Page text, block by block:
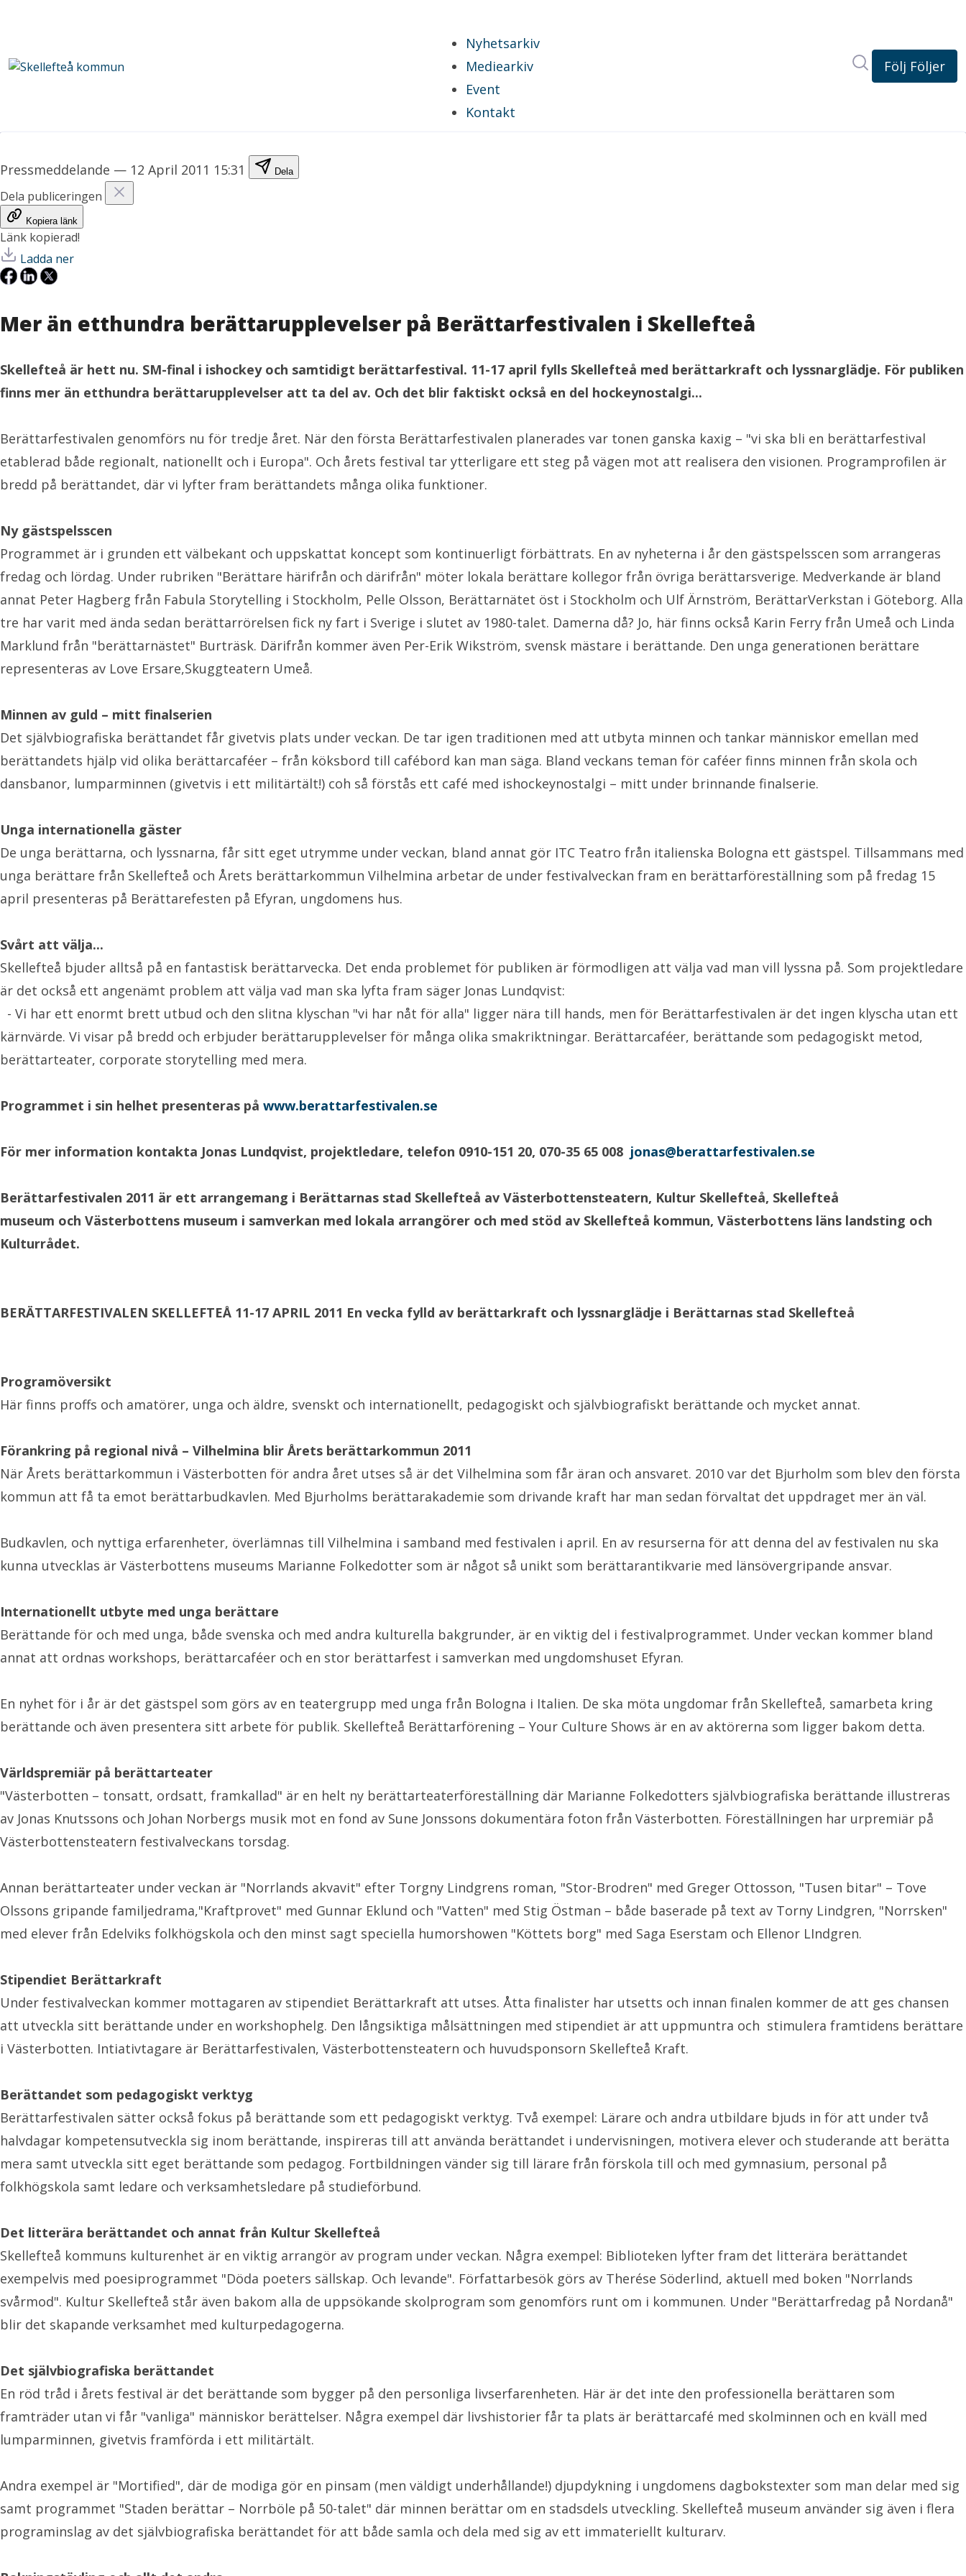
Nyhetsarkiv
Mediearkiv
Event
Kontakt
Sök i
Följ Följer
Pressmeddelande — 12 April 2011 15:31 Dela
Dela publiceringen
Kopiera länk
Länk kopierad!
Ladda ner
Mer än etthundra berättarupplevelser på Berättarfestivalen i Skellefteå
Skellefteå är hett nu. SM-final i ishockey och samtidigt berättarfestival. 11-17 april fylls Skellefteå med berättarkraft och lyssnarglädje. För publiken
finns mer än etthundra berättarupplevelser att ta del av. Och det blir faktiskt också en del hockeynostalgi...
Berättarfestivalen genomförs nu för tredje året. När den första Berättarfestivalen planerades var tonen ganska kaxig – "vi ska bli en berättarfestival
etablerad både regionalt, nationellt och i Europa". Och årets festival tar ytterligare ett steg på vägen mot att realisera den visionen. Programprofilen är
bredd på berättandet, där vi lyfter fram berättandets många olika funktioner.
Ny gästspelsscen
Programmet är i grunden ett välbekant och uppskattat koncept som kontinuerligt förbättrats. En av nyheterna i år den gästspelsscen som arrangeras
fredag och lördag. Under rubriken "Berättare härifrån och därifrån" möter lokala berättare kollegor från övriga berättarsverige. Medverkande är bland
annat Peter Hagberg från Fabula Storytelling i Stockholm, Pelle Olsson, Berättarnätet öst i Stockholm och Ulf Ärnström, BerättarVerkstan i Göteborg. Alla
tre har varit med ända sedan berättarrörelsen fick ny fart i Sverige i slutet av 1980-talet. Damerna då? Jo, här finns också Karin Ferry från Umeå och Linda
Marklund från "berättarnästet" Burträsk. Därifrån kommer även Per-Erik Wikström, svensk mästare i berättande. Den unga generationen berättare
representeras av Love Ersare,Skuggteatern Umeå.
Minnen av guld – mitt finalserien
Det självbiografiska berättandet får givetvis plats under veckan. De tar igen traditionen med att utbyta minnen och tankar människor emellan med
berättandets hjälp vid olika berättarcaféer – från köksbord till cafébord kan man säga. Bland veckans teman för caféer finns minnen från skola och
dansbanor, lumparminnen (givetvis i ett militärtält!) coh så förstås ett café med ishockeynostalgi – mitt under brinnande finalserie.
Unga internationella gäster
De unga berättarna, och lyssnarna, får sitt eget utrymme under veckan, bland annat gör ITC Teatro från italienska Bologna ett gästspel. Tillsammans med
unga berättare från Skellefteå och Årets berättarkommun Vilhelmina arbetar de under festivalveckan fram en berättarföreställning som på fredag 15
april presenteras på Berättarefesten på Efyran, ungdomens hus.
Svårt att välja...
Skellefteå bjuder alltså på en fantastisk berättarvecka. Det enda problemet för publiken är förmodligen att välja vad man vill lyssna på. Som projektledare
är det också ett angenämt problem att välja vad man ska lyfta fram säger Jonas Lundqvist:
- Vi har ett enormt brett utbud och den slitna klyschan "vi har nåt för alla" ligger nära till hands, men för Berättarfestivalen är det ingen klyscha utan ett
kärnvärde. Vi visar på bredd och erbjuder berättarupplevelser för många olika smakriktningar. Berättarcaféer, berättande som pedagogiskt metod,
berättarteater, corporate storytelling med mera.
Programmet i sin helhet presenteras på www.berattarfestivalen.se
För mer information kontakta Jonas Lundqvist, projektledare, telefon 0910-151 20, 070-35 65 008 jonas@berattarfestivalen.se
Berättarfestivalen 2011 är ett arrangemang i Berättarnas stad Skellefteå av Västerbottensteatern, Kultur Skellefteå, Skellefteå
museum och Västerbottens museum i samverkan med lokala arrangörer och med stöd av Skellefteå kommun, Västerbottens läns landsting och
Kulturrådet.
BERÄTTARFESTIVALEN SKELLEFTEÅ 11-17 APRIL 2011 En vecka fylld av berättarkraft och lyssnarglädje i Berättarnas stad Skellefteå
Programöversikt
Här finns proffs och amatörer, unga och äldre, svenskt och internationellt, pedagogiskt och självbiografiskt berättande och mycket annat.
Förankring på regional nivå – Vilhelmina blir Årets berättarkommun 2011
När Årets berättarkommun i Västerbotten för andra året utses så är det Vilhelmina som får äran och ansvaret. 2010 var det Bjurholm som blev den första
kommun att få ta emot berättarbudkavlen. Med Bjurholms berättarakademie som drivande kraft har man sedan förvaltat det uppdraget mer än väl.
Budkavlen, och nyttiga erfarenheter, överlämnas till Vilhelmina i samband med festivalen i april. En av resurserna för att denna del av festivalen nu ska
kunna utvecklas är Västerbottens museums Marianne Folkedotter som är något så unikt som berättarantikvarie med länsövergripande ansvar.
Internationellt utbyte med unga berättare
Berättande för och med unga, både svenska och med andra kulturella bakgrunder, är en viktig del i festivalprogrammet. Under veckan kommer bland
annat att ordnas workshops, berättarcaféer och en stor berättarfest i samverkan med ungdomshuset Efyran.
En nyhet för i år är det gästspel som görs av en teatergrupp med unga från Bologna i Italien. De ska möta ungdomar från Skellefteå, samarbeta kring
berättande och även presentera sitt arbete för publik. Skellefteå Berättarförening – Your Culture Shows är en av aktörerna som ligger bakom detta.
Världspremiär på berättarteater
"Västerbotten – tonsatt, ordsatt, framkallad" är en helt ny berättarteaterföreställning där Marianne Folkedotters självbiografiska berättande illustreras
av Jonas Knutssons och Johan Norbergs musik mot en fond av Sune Jonssons dokumentära foton från Västerbotten. Föreställningen har urpremiär på
Västerbottensteatern festivalveckans torsdag.
Annan berättarteater under veckan är "Norrlands akvavit" efter Torgny Lindgrens roman, "Stor-Brodren" med Greger Ottosson, "Tusen bitar" – Tove
Olssons gripande familjedrama,"Kraftprovet" med Gunnar Eklund och "Vatten" med Stig Östman – både baserade på text av Torny Lindgren, "Norrsken"
med elever från Edelviks folkhögskola och den minst sagt speciella humorshowen "Köttets borg" med Saga Eserstam och Ellenor LIndgren.
Stipendiet Berättarkraft
Under festivalveckan kommer mottagaren av stipendiet Berättarkraft att utses. Åtta finalister har utsetts och innan finalen kommer de att ges chansen
att utveckla sitt berättande under en workshophelg. Den långsiktiga målsättningen med stipendiet är att uppmuntra och stimulera framtidens berättare
i Västerbotten. Intiativtagare är Berättarfestivalen, Västerbottensteatern och huvudsponsorn Skellefteå Kraft.
Berättandet som pedagogiskt verktyg
Berättarfestivalen sätter också fokus på berättande som ett pedagogiskt verktyg. Två exempel: Lärare och andra utbildare bjuds in för att under två
halvdagar kompetensutveckla sig inom berättande, inspireras till att använda berättandet i undervisningen, motivera elever och studerande att berätta
mera samt utveckla sitt eget berättande som pedagog. Fortbildningen vänder sig till lärare från förskola till och med gymnasium, personal på
folkhögskola samt ledare och verksamhetsledare på studieförbund.
Det litterära berättandet och annat från Kultur Skellefteå
Skellefteå kommuns kulturenhet är en viktig arrangör av program under veckan. Några exempel: Biblioteken lyfter fram det litterära berättandet
exempelvis med poesiprogrammet "Döda poeters sällskap. Och levande". Författarbesök görs av Therése Söderlind, aktuell med boken "Norrlands
svårmod". Kultur Skellefteå står även bakom alla de uppsökande skolprogram som genomförs runt om i kommunen. Under "Berättarfredag på Nordanå"
blir det skapande verksamhet med kulturpedagogerna.
Det självbiografiska berättandet
En röd tråd i årets festival är det berättande som bygger på den personliga livserfarenheten. Här är det inte den professionella berättaren som
framträder utan vi får "vanliga" människor berättelser. Några exempel där livshistorier får ta plats är berättarcafé med skolminnen och en kväll med
lumparminnen, givetvis framförda i ett militärtält.
Andra exempel är "Mortified", där de modiga gör en pinsam (men väldigt underhållande!) djupdykning i ungdomens dagbokstexter som man delar med sig
samt programmet "Staden berättar – Norrböle på 50-talet" där minnen berättar om en stadsdels utveckling. Skellefteå museum använder sig även i flera
programinslag av det självbiografiska berättandet för att både samla och dela med sig av ett immateriellt kulturarv.